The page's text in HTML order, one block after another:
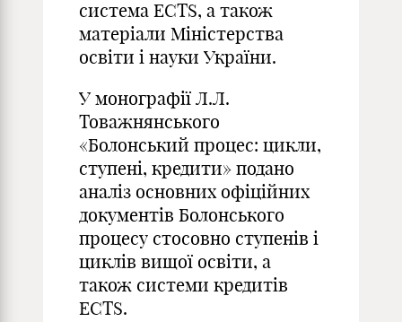
система ECTS, а також
матеріали Міністерства
освіти і науки України.
У монографії Л.Л.
Товажнянського
«Болонський процес: цикли,
ступені, кредити» подано
аналіз основних офіційних
документів Болонського
процесу стосовно ступенів і
циклів вищої освіти, а
також системи кредитів
ECTS.